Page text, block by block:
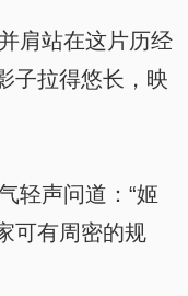
肩站在这片历经
子拉得悠长，映
轻声问道：“姬
可有周密的规